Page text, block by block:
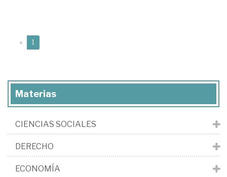
« 1
Materias
CIENCIAS SOCIALES
DERECHO
ECONOMÍA